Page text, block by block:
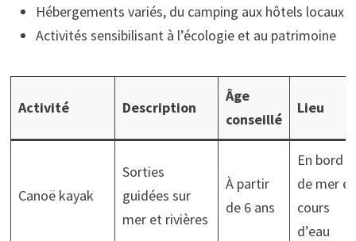
Hébergements variés, du camping aux hôtels locaux
Activités sensibilisant à l’écologie et au patrimoine
Activité Description
Âge
conseillé
Lieu
Canoë kayak
Sorties
guidées sur
mer et rivières
À partir
de 6 ans
En bord
de mer et
cours
d’eau